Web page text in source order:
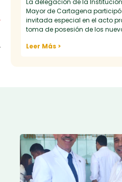
La delegación de la
Mayor de Cartagena
invitada especial en el acto
toma de posesión de los
Leer Más >